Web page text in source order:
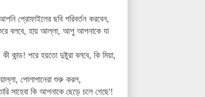
প্রোফাইলের ছবি পরিবর্তন করবেন,
বলবে, হায় আল্লা, আপু আপনাকে যা
পরে হয়তো দুষ্টুরা বলবে, কি মিয়া,
পোলাপানেরা শুরু করল,
সাহেবা কি আপনাকে ছেড়ে চলে গেছে'!